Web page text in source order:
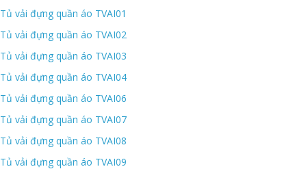
Tủ vải đựng quần áo TVAI01
Tủ vải đựng quần áo TVAI02
Tủ vải đựng quần áo TVAI03
Tủ vải đựng quần áo TVAI04
Tủ vải đựng quần áo TVAI06
Tủ vải đựng quần áo TVAI07
Tủ vải đựng quần áo TVAI08
Tủ vải đựng quần áo TVAI09